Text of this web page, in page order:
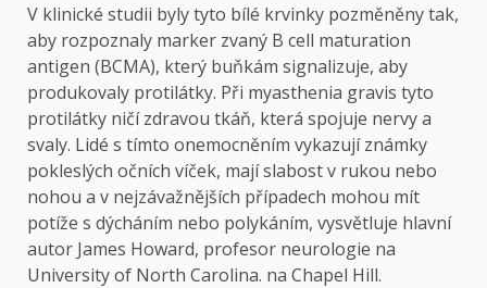
V klinické studii byly tyto bílé krvinky pozměněny tak,
aby rozpoznaly marker zvaný B cell maturation
antigen (BCMA), který buňkám signalizuje, aby
produkovaly protilátky. Při myasthenia gravis tyto
protilátky ničí zdravou tkáň, která spojuje nervy a
svaly. Lidé s tímto onemocněním vykazují známky
pokleslých očních víček, mají slabost v rukou nebo
nohou a v nejzávažnějších případech mohou mít
potíže s dýcháním nebo polykáním, vysvětluje hlavní
autor James Howard, profesor neurologie na
University of North Carolina. na Chapel Hill.